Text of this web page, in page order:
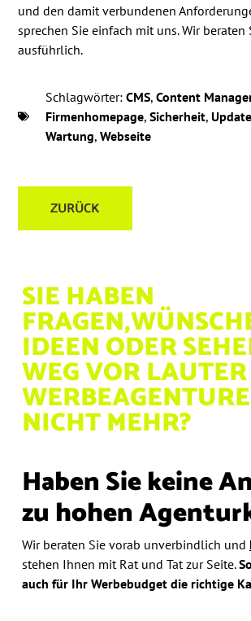
und den damit verbundenen
sprechen Sie einfach mit uns. Wir beraten
ausführlich.
Schlagwörter: CMS,Content
Firmenhomepage,Sicherheit,Update
Wartung,Webseite
ZURÜCK
SIE HABEN
FRAGEN,
IDEEN ODER
WEG VORLAUTER
NICHT MEHR?
Haben Sie keine
zu hohen
Wir beraten Sie vorab unverbindlich und
stehen Ihnen mit Rat und Tat zur Seite.
auch für Ihr Werbebudget die richtige